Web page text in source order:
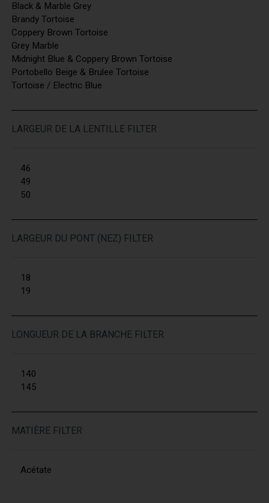
Black & Marble Grey
Brandy Tortoise
Coppery Brown Tortoise
Grey Marble
Midnight Blue & Coppery Brown Tortoise
Portobello Beige & Brulee Tortoise
Tortoise / Electric Blue
LARGEUR DE LA LENTILLE FILTER
46
49
50
LARGEUR DU PONT (NEZ) FILTER
18
19
LONGUEUR DE LA BRANCHE FILTER
140
145
MATIÈRE FILTER
Acétate